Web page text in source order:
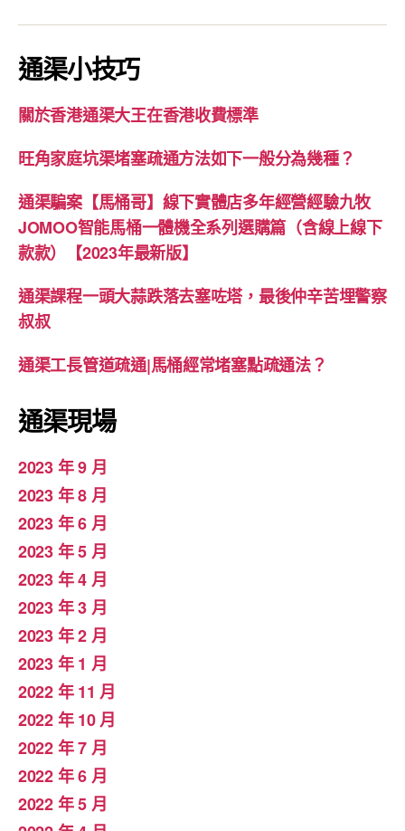
通渠小技巧
關於香港通渠大王在香港收費標準
旺角家庭坑渠堵塞疏通方法如下一般分為幾種？
通渠騙案【馬桶哥】線下實體店多年經營經驗九牧
JOMOO智能馬桶一體機全系列選購篇（含線上線下
款款）【2023年最新版】
通渠課程一頭大蒜跌落去塞咗塔，最後仲辛苦埋警察
叔叔
通渠工長管道疏通|馬桶經常堵塞點疏通法？
通渠現場
2023 年 9 月
2023 年 8 月
2023 年 6 月
2023 年 5 月
2023 年 4 月
2023 年 3 月
2023 年 2 月
2023 年 1 月
2022 年 11 月
2022 年 10 月
2022 年 7 月
2022 年 6 月
2022 年 5 月